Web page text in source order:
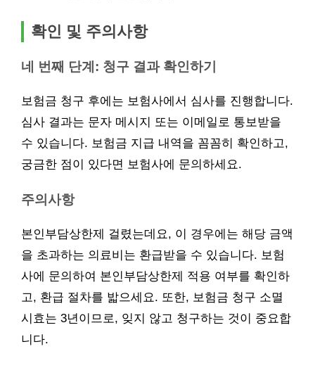
확인 및 주의사항
네 번째 단계: 청구 결과 확인하기
보험금 청구 후에는 보험사에서 심사를 진행합니다.
심사 결과는 문자 메시지 또는 이메일로 통보받을
수 있습니다. 보험금 지급 내역을 꼼꼼히 확인하고,
궁금한 점이 있다면 보험사에 문의하세요.
주의사항
본인부담상한제 걸렸는데요, 이 경우에는 해당 금액
을 초과하는 의료비는 환급받을 수 있습니다. 보험
사에 문의하여 본인부담상한제 적용 여부를 확인하
고, 환급 절차를 밟으세요. 또한, 보험금 청구 소멸
시효는 3년이므로, 잊지 않고 청구하는 것이 중요합
니다.